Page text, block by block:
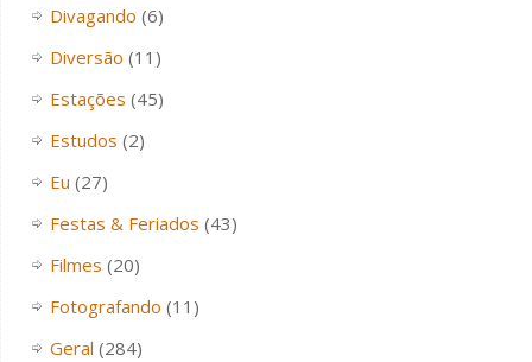
Divagando (6)
Diversão (11)
Estações (45)
Estudos (2)
Eu (27)
Festas & Feriados (43)
Filmes (20)
Fotografando (11)
Geral (284)